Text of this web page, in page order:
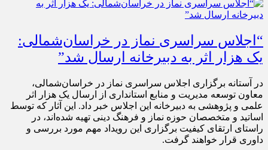
“اجلاس سراسری نماز در خراسان‌شمالی:
یک هزار اثر به دبیرخانه ارسال شد”
در آستانه برگزاری اجلاس سراسری نماز در خراسان‌شمالی،
معاون توسعه مدیریت و منابع استانداری از ارسال یک هزار اثر
علمی و پژوهشی به دبیرخانه این اجلاس خبر داد. این آثار که توسط
اساتید و متخصصان حوزه نماز و فرهنگ دینی تهیه شده‌اند، در
راستای ارتقای کیفیت برگزاری این رویداد مهم مورد بررسی و
داوری قرار خواهند گرفت.